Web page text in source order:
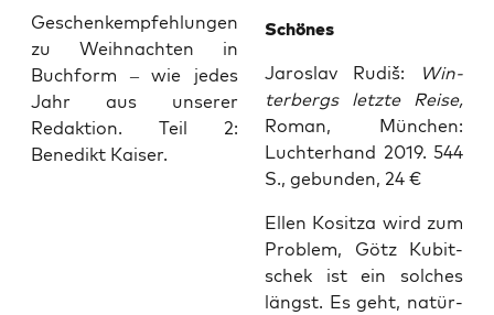
Geschenkempfehlungen
zu Weihnachten in
Buchform – wie jedes
Jahr aus unserer
Redaktion. Teil 2:
Benedikt Kaiser.
Schö­nes
Jaros­lav Rudiš:
Win­
ter­bergs letz­te Rei­se,
Roman, Mün­chen:
Luch­ter­hand 2019. 544
S., gebun­den, 24 €
Ellen Kositza wird zum
Pro­blem, Götz Kubit­
schek ist ein sol­ches
längst. Es geht, natür­